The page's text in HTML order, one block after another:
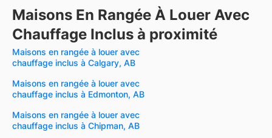
Maisons En Rangée À Louer Avec
Chauffage Inclus à proximité
Maisons en rangée à louer avec
chauffage inclus à Calgary, AB
Maisons en rangée à louer avec
chauffage inclus à Edmonton, AB
Maisons en rangée à louer avec
chauffage inclus à Chipman, AB